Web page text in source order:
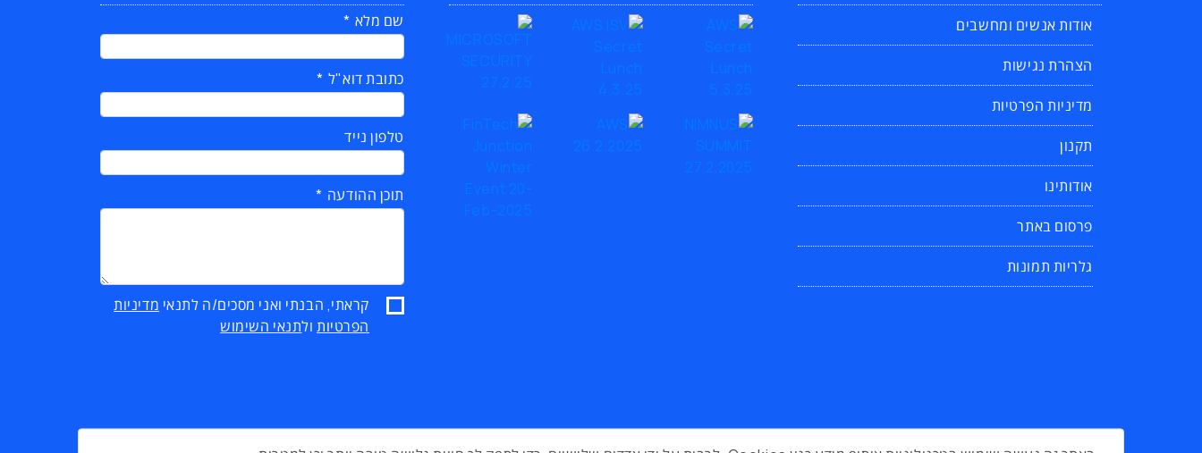
אודות אנשים ומחשבים
הצהרת נגישות
מדיניות הפרטיות
תקנון
אודותינו
פרסום באתר
גלריות תמונות
שם מלא
כתובת דוא"ל
טלפון נייד
תוכן ההודעה
קראתי, הבנתי ואני מסכים/ה לתנאי מדיניות
הפרטיותולתנאי השימוש